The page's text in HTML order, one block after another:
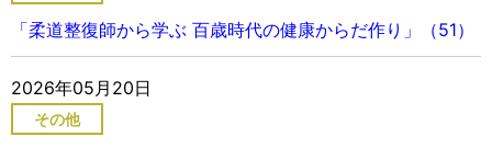
「柔道整復師から学ぶ 百歳時代の健康からだ作り」（51）
2026年05月20日
その他